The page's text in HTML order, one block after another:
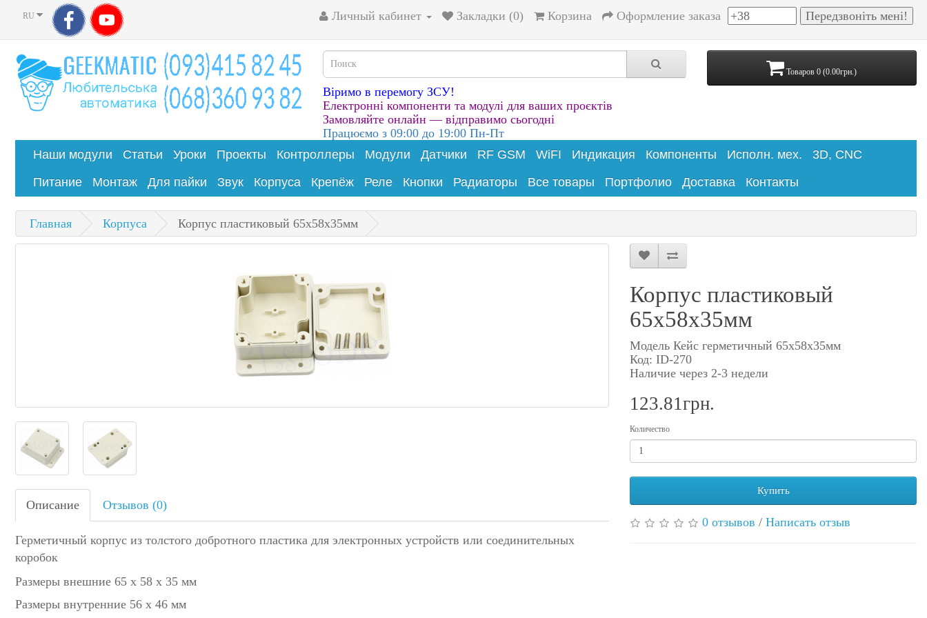
RU Личный кабинет Закладки (0) Корзина Оформление заказа
Віримо в перемогу ЗСУ!
Електронні компоненти та модулі для ваших проєктів
Замовляйте онлайн — відправимо сьогодні
Працюємо з 09:00 до 19:00 Пн-Пт
Товаров 0 (0.00грн.)
Наши модули Статьи Уроки Проекты Контроллеры Модули Датчики RF GSM WiFI Индикация Компоненты Исполн. мех.
3D, CNC
Питание
Монтаж Для пайки Звук Корпуса Крепёж Реле Кнопки Радиаторы Все товары Портфолио Доставка Контакты
Главная Корпуса Корпус пластиковый 65х58х35мм
Описание Отзывов (0)
Герметичный корпус из толстого добротного пластика для электронных устройств или соединительных
коробок
Размеры внешние 65 х 58 х 35 мм
Размеры внутренние 56 х 46 мм
Корпус пластиковый
65х58х35мм
Модель Кейс герметичный 65х58х35мм
Код: ID-270
Наличие через 2-3 недели
123.81грн.
Количество
Купить
0 отзывов /Написать отзыв